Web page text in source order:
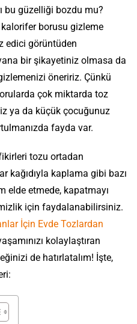
bu güzelliği bozdu mu?
kalorifer borusu gizleme
edici görüntüden
bir şikayetiniz olmasa da
öneririz. Çünkü
çok miktarda toz
ya da küçük çocuğunuz
fayda var.
tozu ortadan
kağıdıyla kaplama gibi bazı
elde etmede, kapatmayı
için faydalanabilirsiniz.
İçin Evde Tozlardan
kolaylaştıran
de hatırlatalım! İşte,